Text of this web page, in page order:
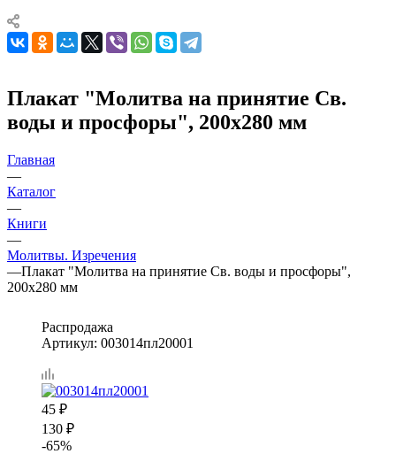
Плакат "Молитва на принятие Св.
воды и просфоры", 200х280 мм
Главная
—
Каталог
—
Книги
—
Молитвы. Изречения
—Плакат "Молитва на принятие Св. воды и просфоры",
200х280 мм
Распродажа
Артикул: 003014пл20001
45 ₽
130 ₽
-65%